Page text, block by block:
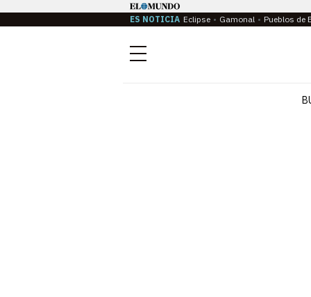
ES NOTICIA Eclipse Gamonal Pueblos de
Menú